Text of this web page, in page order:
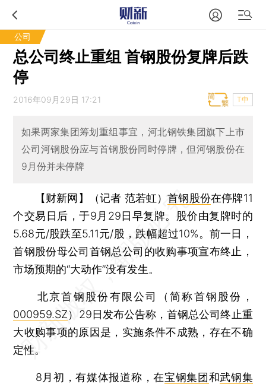
公司
总公司终止重组 首钢股份复牌后跌
停
2016年09月29日 17:21 T中
如果两家集团筹划重组事宜，河北钢铁集团旗下上市
公司河钢股份应与首钢股份同时停牌，但河钢股份在
9月份并未停牌
【财新网】（记者 范若虹）首钢股份在停牌11
个交易日后，于9月29日早复牌。股价由复牌时的
5.68元/股跌至5.11元/股，跌幅超过10%。前一日，
首钢股份母公司首钢总公司的收购事项宣布终止，
市场预期的“大动作”没有发生。
北京首钢股份有限公司（简称首钢股份，
000959.SZ）29日发布公告称，首钢总公司终止重
大收购事项的原因是，实施条件不成熟，存在不确
定性。
8月初，有媒体报道称，在宝钢集团和武钢集